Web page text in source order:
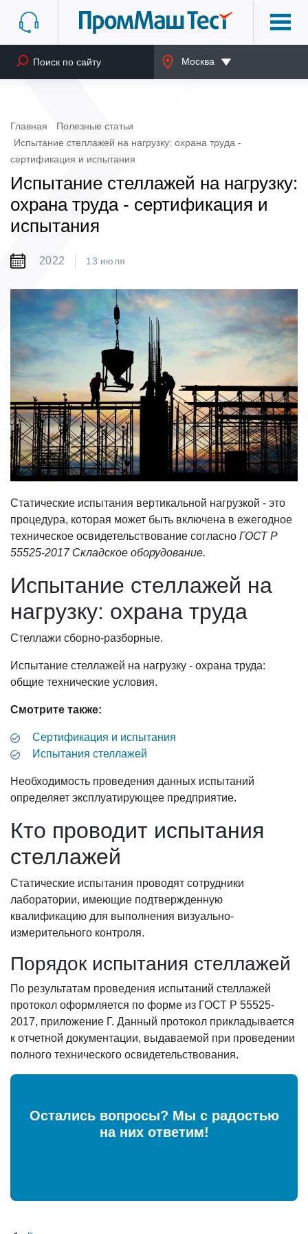
Москва
Главная
Полезные статьи
Испытание стеллажей на нагрузку: охрана труда -
сертификация и испытания
Испытание стеллажей на нагрузку:
охрана труда - сертификация и
испытания
2022 13 июля
Статические испытания вертикальной нагрузкой - это
процедура, которая может быть включена в ежегодное
техническое освидетельствование согласно ГОСТ Р
55525-2017 Складское оборудование.
Испытание стеллажей на
нагрузку: охрана труда
Стеллажи сборно-разборные.
Испытание стеллажей на нагрузку - охрана труда:
общие технические условия.
Смотрите также:
Сертификация и испытания
Испытания стеллажей
Необходимость проведения данных испытаний
определяет эксплуатирующее предприятие.
Кто проводит испытания
стеллажей
Статические испытания проводят сотрудники
лаборатории, имеющие подтвержденную
квалификацию для выполнения визуально-
измерительного контроля.
Порядок испытания стеллажей
По результатам проведения испытаний стеллажей
протокол оформляется по форме из ГОСТ Р 55525-
2017, приложение Г. Данный протокол прикладывается
к отчетной документации, выдаваемой при проведении
полного технического освидетельствования.
Остались вопросы? Мы с радостью
на них ответим!